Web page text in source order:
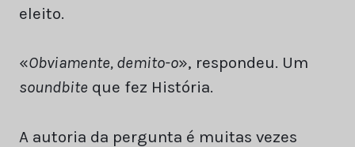
eleito.
«Obviamente, demito-o», respondeu. Um
soundbite que fez História.
A autoria da pergunta é muitas vezes